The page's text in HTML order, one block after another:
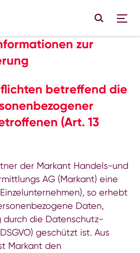
zur
betreffend die
(Art. 13
der Markant Handels-und
AG (Markant) eine
so erhebt
Daten,
die Datenschutz-
geschützt ist. Aus
Markant den